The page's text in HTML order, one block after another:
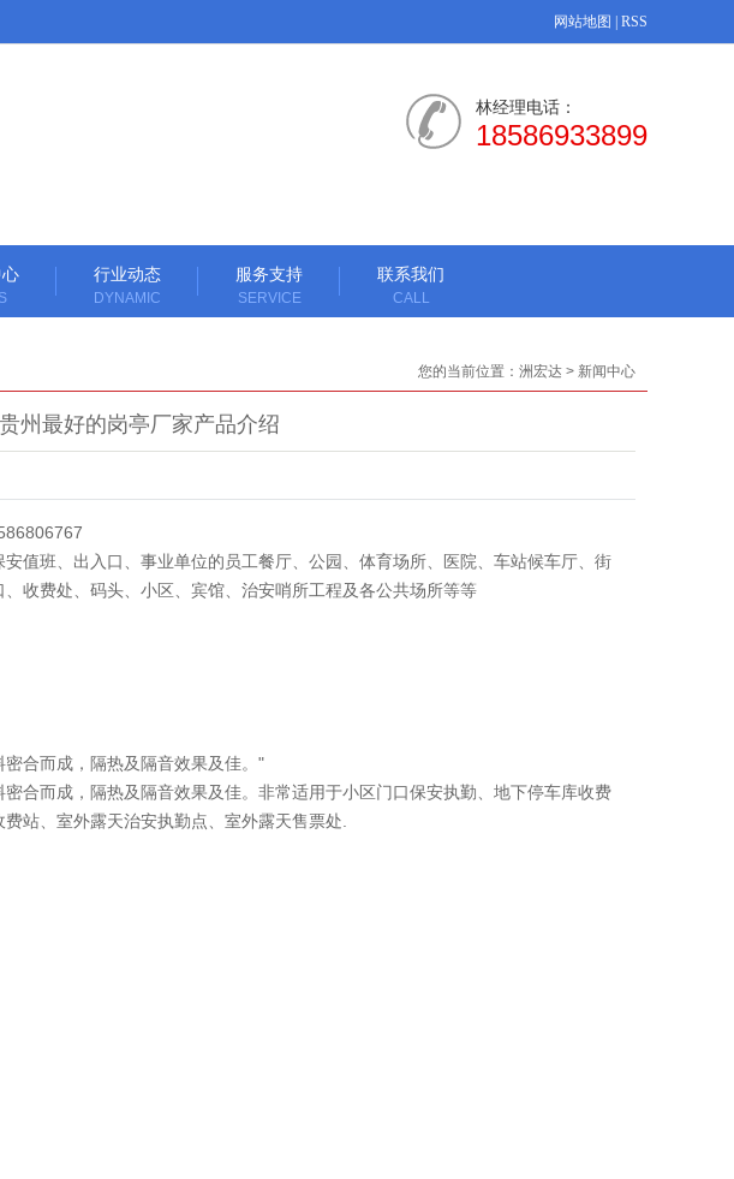
网站地图 RSS
林经理电话：
18586933899
行业动态
DYNAMIC
服务支持
SERVICE
联系我们
CALL
您的当前位置： 洲宏达 > 新闻中心
州最好的岗亭厂家产品介绍
值班、出入口、事业单位的员工餐厅、公园、体育场所、医院、车站候车厅、街
收费处、码头、小区、宾馆、治安哨所工程及各公共场所等等
合而成，隔热及隔音效果及佳。"
合而成，隔热及隔音效果及佳。非常适用于小区门口保安执勤、地下停车库收费
站、室外露天治安执勤点、室外露天售票处.